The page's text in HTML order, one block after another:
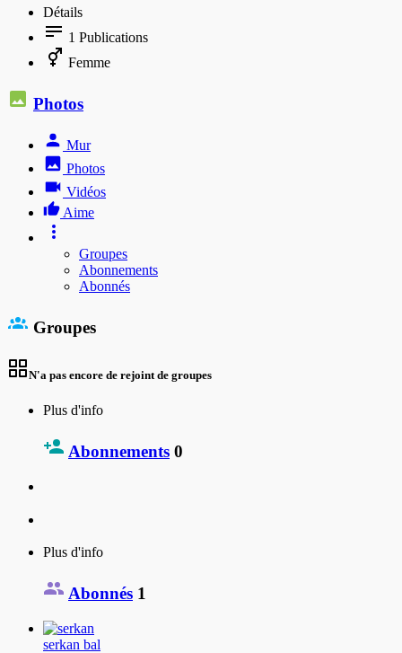
Détails
1 Publications
Femme
Photos
Mur
Photos
Vidéos
Aime
Groupes
Abonnements
Abonnés
Groupes
N'a pas encore de rejoint de groupes
Plus d'info
Abonnements 0
Plus d'info
Abonnés 1
serkan bal